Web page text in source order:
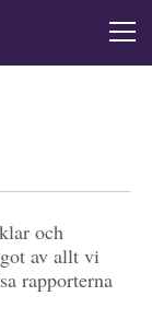
och
av allt vi
rapporterna